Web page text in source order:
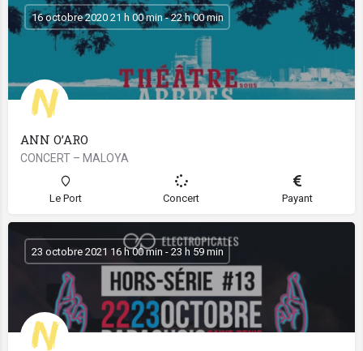
ANN O’ARO
CONCERT – MALOYA
16 octobre 2020 21 h 00 min - 22 h 00 min
Le Port Concert Payant
23 octobre 2021 16 h 00 min - 23 h 59 min